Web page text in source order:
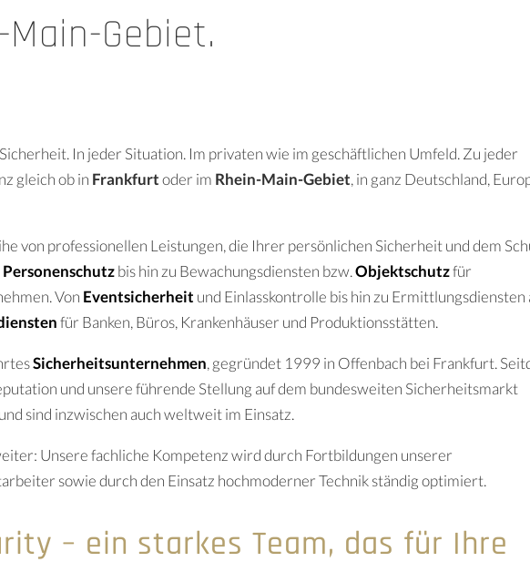
Gebiet.
In jeder Situation. Im privaten wie im geschäftlichen Umfeld. Zu jeder
gleich ob in Frankfurtoder im Rhein-Main-Gebiet, in ganz Deutschland,
von professionellen Leistungen, die Ihrer persönlichen Sicherheit und dem
Personenschutzbis hin zu Bewachungsdiensten bzw.Objektschutzfür
Von Eventsicherheit und Einlasskontrolle bis hin zu Ermittlungsdiensten
für Banken, Büros, Krankenhäuser und Produktionsstätten.
Sicherheitsunternehmen, gegründet 1999 in Offenbach bei Frankfurt.
und unsere führende Stellung auf dem bundesweiten Sicherheitsmarkt
sind inzwischen auch weltweit im Einsatz.
Unsere fachliche Kompetenz wird durch Fortbildungen unserer
sowie durch den Einsatz hochmoderner Technik ständig optimiert.
– ein starkes Team, das für Ihre